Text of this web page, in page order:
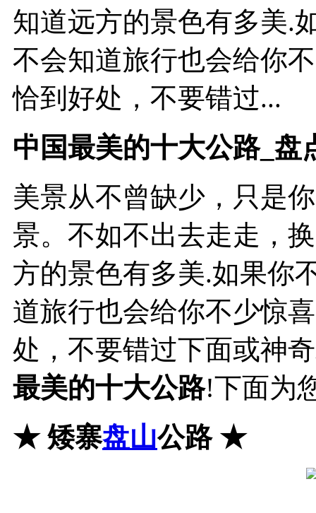
知道远方的景色有多美.
不会知道旅行也会给你
恰到好处，不要错过...
中国最美的十大公路_盘
美景从不曾缺少，只是
景。不如不出去走走，
方的景色有多美.如果你
道旅行也会给你不少惊
处，不要错过下面或神
最美的十大公路!下面为
★ 矮寨盘山公路 ★